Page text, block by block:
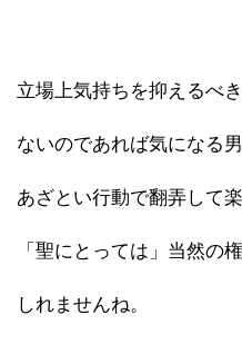
立場上気持ちを抑えるべ
ないのであれば気になる
あざとい行動で翻弄して
「聖にとっては」当然の
しれませんね。